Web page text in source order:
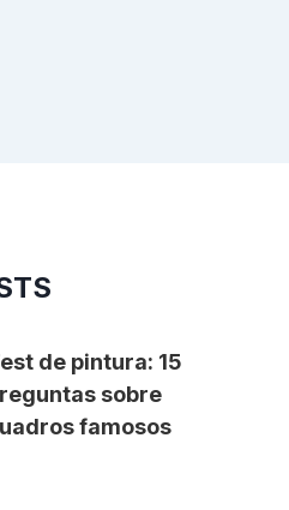
de pintura: 15
sobre
famosos